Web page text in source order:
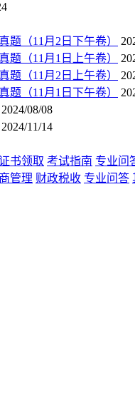
题（11月2日下午卷）
题（11月1日上午卷）
题（11月2日上午卷）
题（11月1日下午卷）
2024/08/08
2024/11/14
书领取 考试指南 专业问
管理 财政税收 专业问答